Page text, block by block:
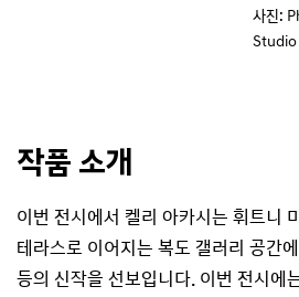
사진:
Studio
작품 소개
이번 전시에서 켈리 아카시는 휘트니
테라스로 이어지는 복도 갤러리 공간
등의 신작을 선보입니다. 이번 전시에